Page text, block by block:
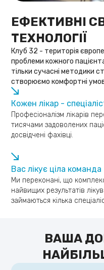
ЕФЕКТИВНІ
ТЕХНОЛОГІЇ
Клуб 32 - територія
проблеми кожного
тільки сучасні методики
створюємо комфортні
Кожен лікар -
Професіоналізм лікарів
тисячами задоволених
досвідчені фахівці.
Вас лікує ціла команда
Ми переконані, що
найвищих результатів
займаються кілька
ВАША